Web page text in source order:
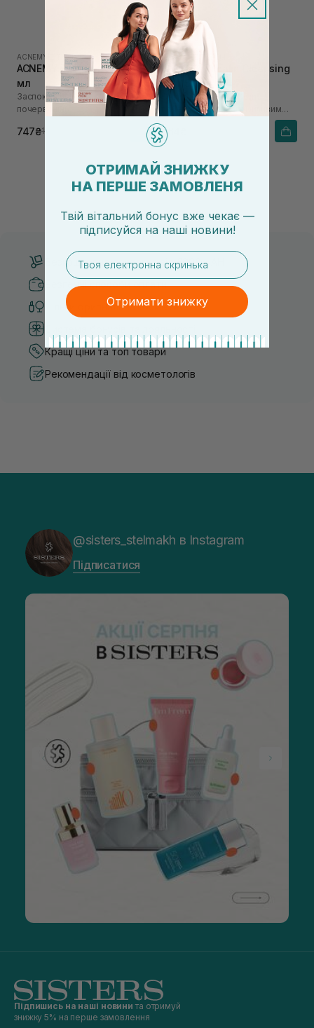
ACNEMY ZITCALM
ACNEMY Zitcalm Serum 30
мл
Заспокійлива сироватка проти
почервонінь
747₴1 149₴
ACNEMY
ACNEMY Zitcalm Cleansing
Gel 150 мл
Очищуючий гель проти
почервонінь із заспокійливим
ефектом
864₴
Безкоштовна доставка від 3000 UAH
Безпечні способи оплати
Тільки оригінальна косметика
Кращі ціни та топ товари
Рекомендації від косметологів
@sisters_stelmakh в Instagram
Підписатися
Підпишись на наші новини та отримуй
знижку 5% на перше замовлення
ОТРИМАЙ ЗНИЖКУ
НА ПЕРШЕ ЗАМОВЛЕНЯ
Твій вітальний бонус вже чекає —
підписуйся на наші новини!
email
Отримати знижку